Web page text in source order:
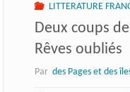
LITTERATURE
Deux coups
Rêves oubliés
Par des Pages et des